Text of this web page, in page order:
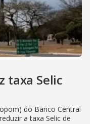
taxa Selic
do Banco Central
a taxa Selic de